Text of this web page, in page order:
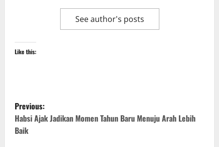
See author's posts
Like this:
P
o
Previous:
Habsi Ajak Jadikan Momen Tahun Baru Menuju Arah Lebih
Baik